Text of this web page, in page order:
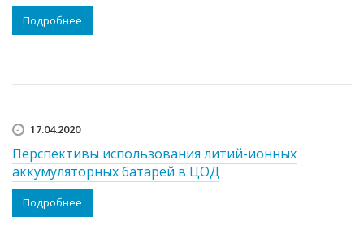
Подробнее
17.04.2020
Перспективы использования литий-ионных
аккумуляторных батарей в ЦОД
Подробнее